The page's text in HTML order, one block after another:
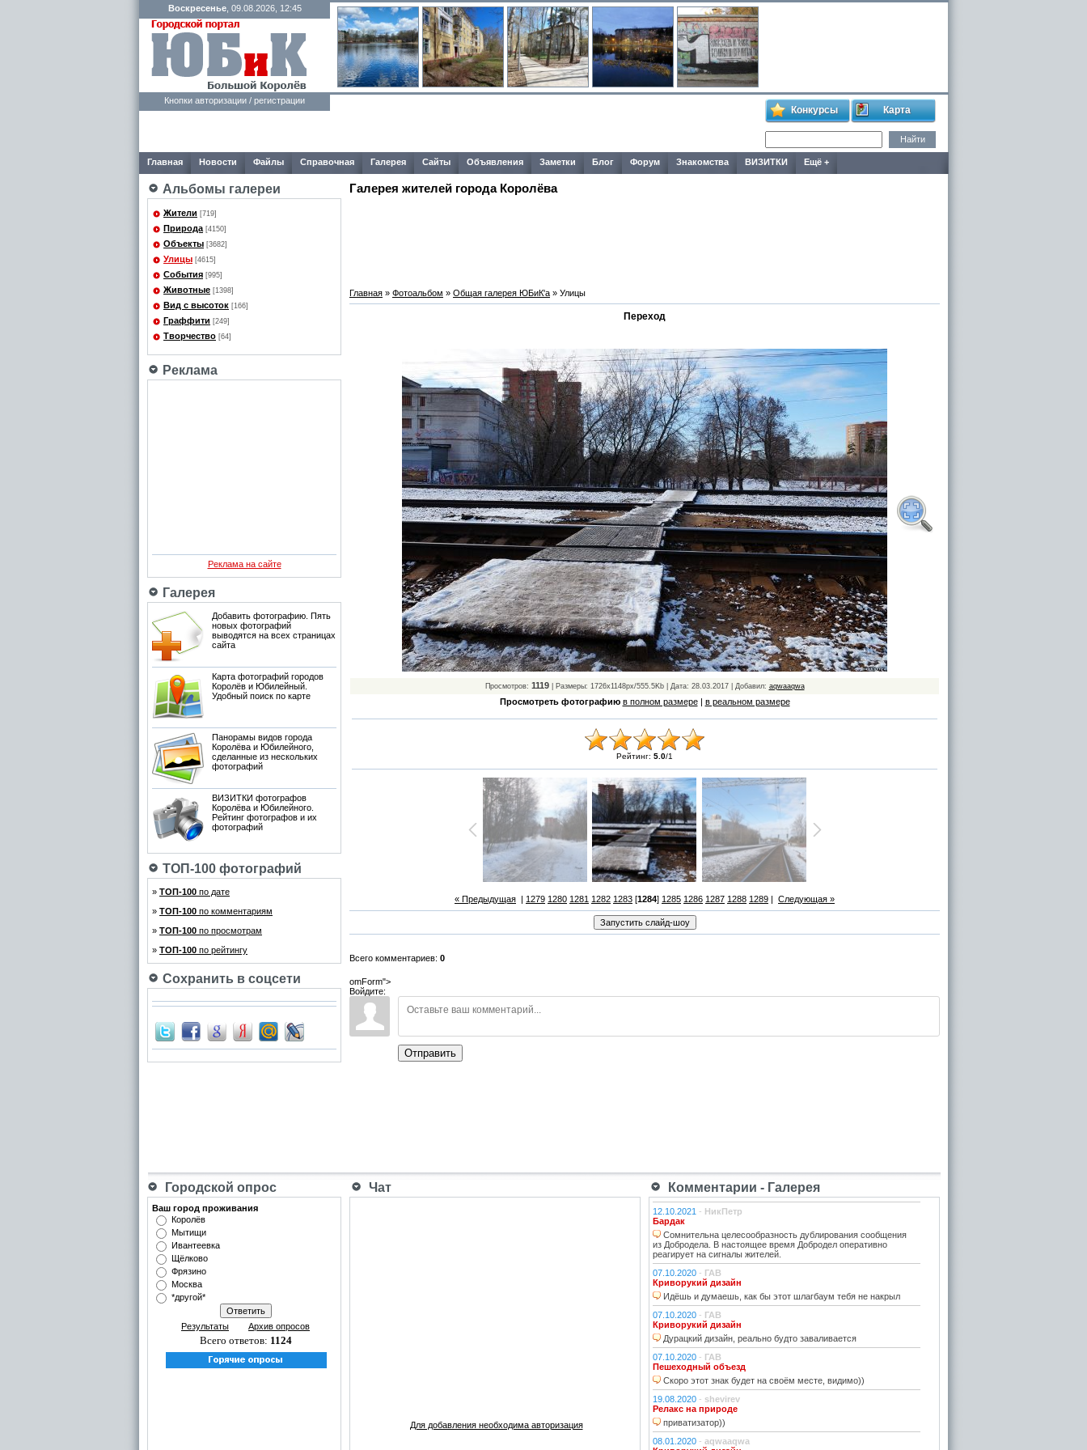
Воскресенье, 09.08.2026, 12:45
Кнопки авторизации / регистрации
Конкурсы Карта
Главная Новости Файлы Справочная Галерея Сайты Объявления Заметки Блог Форум Знакомства ВИЗИТКИ Ещё +
Альбомы галереи
Жители [719]
Природа [4150]
Объекты [3682]
Улицы [4615]
События [995]
Животные [1398]
Вид с высоток [166]
Граффити [249]
Творчество [64]
Реклама
Реклама на сайте
Галерея
Добавить фотографию. Пять
новых фотографий
выводятся на всех страницах
сайта
Карта фотографий городов
Королёв и Юбилейный.
Удобный поиск по карте
Панорамы видов города
Королёва и Юбилейного,
сделанные из нескольких
фотографий
ВИЗИТКИ фотографов
Королёва и Юбилейного.
Рейтинг фотографов и их
фотографий
ТОП-100 фотографий
» ТОП-100 по дате
» ТОП-100 по комментариям
» ТОП-100 по просмотрам
» ТОП-100 по рейтингу
Сохранить в соцсети
Галерея жителей города Королёва
Главная » Фотоальбом » Общая галерея ЮБиК'a » Улицы
Переход
Просмотров: 1119| Размеры: 1726x1148px/555.5Kb | Дата: 28.03.2017 | Добавил: aqwaaqwa
Просмотреть фотографию в полном размере| в реальном размере
Рейтинг: 5.0/1
« Предыдущая | 1279 1280 1281 1282 1283 [1284] 1285 1286 1287 1288 1289 | Следующая »
Всего комментариев: 0
omForm">
Войдите:
Отправить
Городской опрос Чат Комментарии - Галерея
Ваш город проживания
Королёв
Мытищи
Ивантеевка
Щёлково
Фрязино
Москва
*другой*
Результаты Архив опросов
Всего ответов: 1124
Для добавления необходима авторизация
12.10.2021 - НикПетр
Бардак
Сомнительна целесообразность дублирования сообщения
из Добродела. В настоящее время Добродел оперативно
реагирует на сигналы жителей.
07.10.2020 - ГАВ
Криворукий дизайн
Идёшь и думаешь, как бы этот шлагбаум тебя не накрыл
07.10.2020 - ГАВ
Криворукий дизайн
Дурацкий дизайн, реально будто заваливается
07.10.2020 - ГАВ
Пешеходный объезд
Скоро этот знак будет на своём месте, видимо))
19.08.2020 - shevirev
Релакс на природе
приватизатор))
08.01.2020 - aqwaaqwa